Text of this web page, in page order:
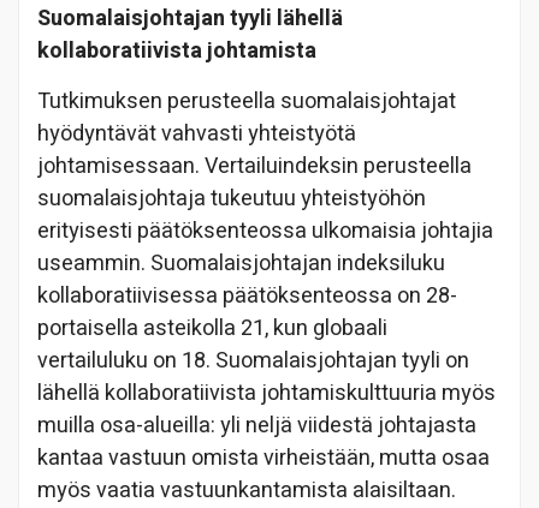
Suomalaisjohtajan tyyli lähellä
kollaboratiivista johtamista
Tutkimuksen perusteella suomalaisjohtajat
hyödyntävät vahvasti yhteistyötä
johtamisessaan. Vertailuindeksin perusteella
suomalaisjohtaja tukeutuu yhteistyöhön
erityisesti päätöksenteossa ulkomaisia johtajia
useammin. Suomalaisjohtajan indeksiluku
kollaboratiivisessa päätöksenteossa on 28-
portaisella asteikolla 21, kun globaali
vertailuluku on 18. Suomalaisjohtajan tyyli on
lähellä kollaboratiivista johtamiskulttuuria myös
muilla osa-alueilla: yli neljä viidestä johtajasta
kantaa vastuun omista virheistään, mutta osaa
myös vaatia vastuunkantamista alaisiltaan.